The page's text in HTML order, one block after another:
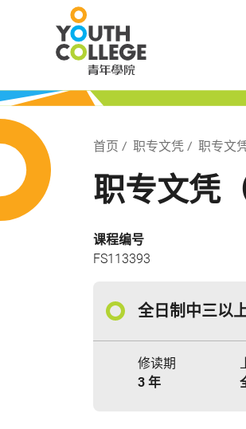
青年学院
Breadcrumb
首页 职专文凭 职专文
职专文凭
课程编号
FS113393
全日制中三以
修读期
3 年